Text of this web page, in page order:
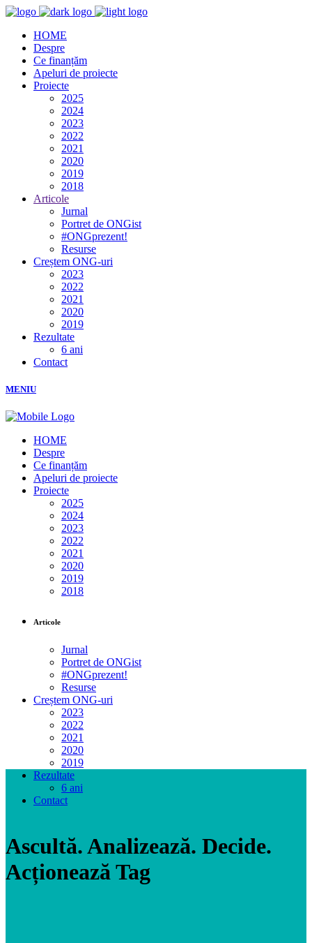
HOME
Despre
Ce finanțăm
Apeluri de proiecte
Proiecte
2025
2024
2023
2022
2021
2020
2019
2018
Articole
Jurnal
Portret de ONGist
#ONGprezent!
Resurse
Creștem ONG-uri
2023
2022
2021
2020
2019
Rezultate
6 ani
Contact
MENIU
HOME
Despre
Ce finanțăm
Apeluri de proiecte
Proiecte
2025
2024
2023
2022
2021
2020
2019
2018
Articole
Jurnal
Portret de ONGist
#ONGprezent!
Resurse
Creștem ONG-uri
2023
2022
2021
2020
2019
Rezultate
6 ani
Contact
Ascultă. Analizează. Decide.
Acționează Tag